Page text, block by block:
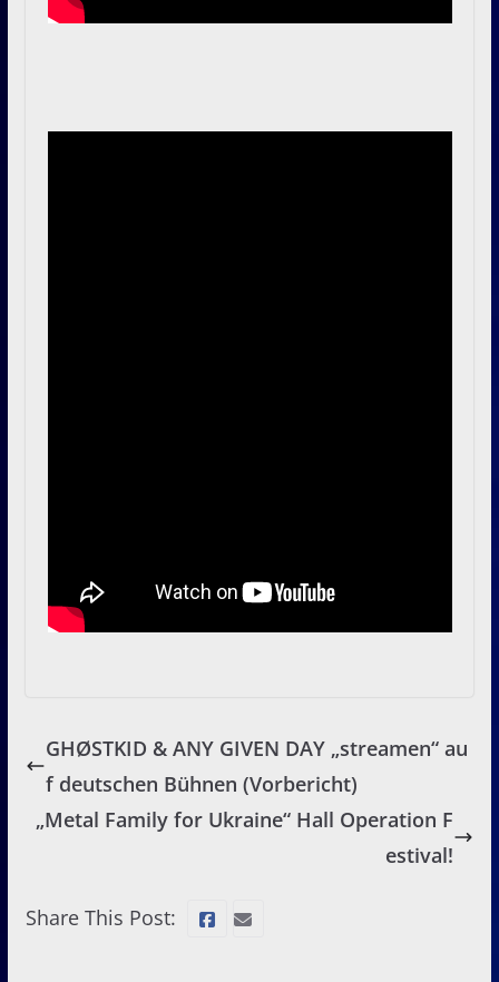
GHØSTKID & ANY GIVEN DAY „streamen“ au
f deutschen Bühnen (Vorbericht)
„Metal Family for Ukraine“ Hall Operation F
estival!
Share This Post: